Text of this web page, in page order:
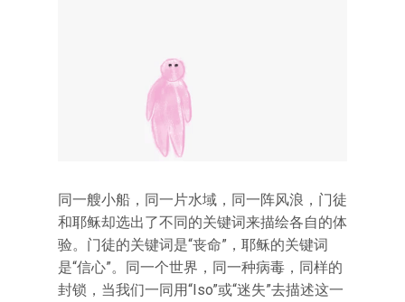
同一艘小船，同一片水域，同一阵风浪，门徒
和耶稣却选出了不同的关键词来描绘各自的体
验。门徒的关键词是“丧命”，耶稣的关键词
是“信心”。同一个世界，同一种病毒，同样的
封锁，当我们一同用“Iso”或“迷失”去描述这一